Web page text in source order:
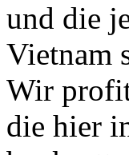
und die
Vietnam
Wir
die hier